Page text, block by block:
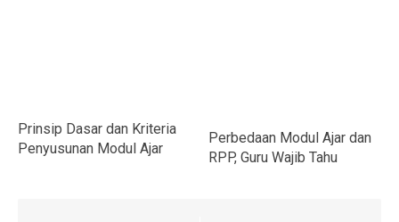
Prinsip Dasar dan Kriteria
Penyusunan Modul Ajar
Perbedaan Modul Ajar dan
RPP, Guru Wajib Tahu